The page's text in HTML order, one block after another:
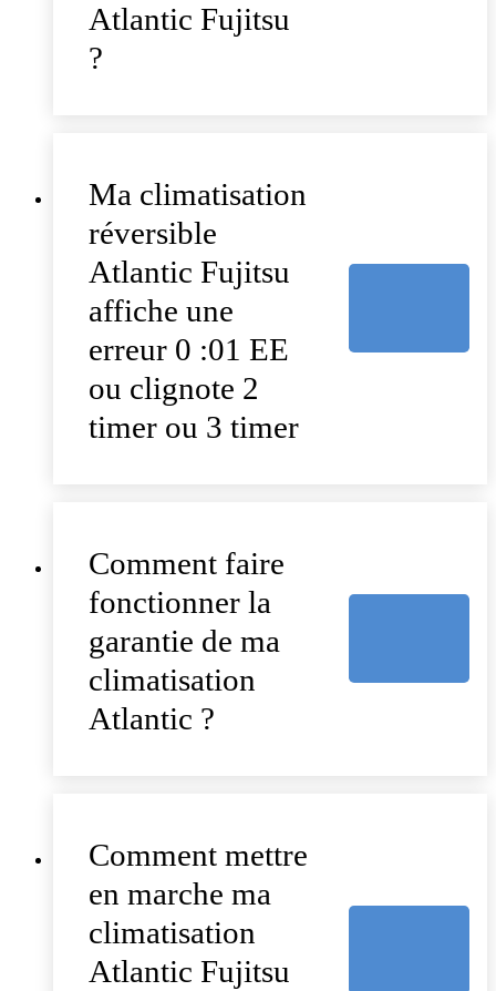
Atlantic Fujitsu
?
Ma climatisation
réversible
Atlantic Fujitsu
affiche une
erreur 0 :01 EE
ou clignote 2
timer ou 3 timer
Comment faire
fonctionner la
garantie de ma
climatisation
Atlantic ?
Comment mettre
en marche ma
climatisation
Atlantic Fujitsu